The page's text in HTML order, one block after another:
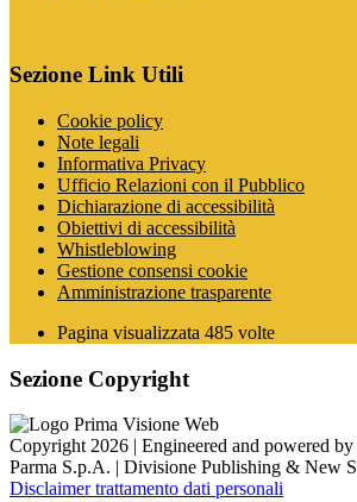
Sezione Link Utili
Cookie policy
Note legali
Informativa Privacy
Ufficio Relazioni con il Pubblico
Dichiarazione di accessibilità
Obiettivi di accessibilità
Whistleblowing
Gestione consensi cookie
Amministrazione trasparente
Pagina visualizzata 485 volte
Sezione Copyright
Copyright 2026 | Engineered and powered
Parma S.p.A. | Divisione Publishing & New
Disclaimer trattamento dati personali